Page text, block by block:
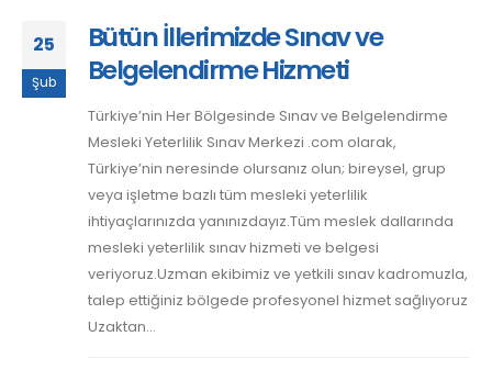
25
Şub
Bütün İllerimizde Sınav ve
Belgelendirme Hizmeti
Türkiye’nin Her Bölgesinde Sınav ve Belgelendirme
Mesleki Yeterlilik Sınav Merkezi .com olarak,
Türkiye’nin neresinde olursanız olun; bireysel, grup
veya işletme bazlı tüm mesleki yeterlilik
ihtiyaçlarınızda yanınızdayız.Tüm meslek dallarında
mesleki yeterlilik sınav hizmeti ve belgesi
veriyoruz.Uzman ekibimiz ve yetkili sınav kadromuzla,
talep ettiğiniz bölgede profesyonel hizmet sağlıyoruz
Uzaktan...